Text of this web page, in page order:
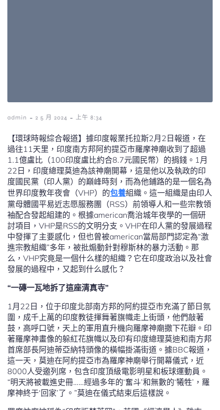
admin - 2 5 月 2024 - 上午 8:34
【環球時報綜合報道】據印度報業托拉斯2月2日報道，在
過往11天里，印度南方邦阿約提亞市羅摩神廟收到了超過
1.1億盧比（100印度盧比約合8.7元國民幣）的捐錢。1月
22日，印度總理莫迪為該神廟開幕，這是他以及執政的印
度國民黨（印人黨）的巔峰時刻，而為他鋪路的是一個名為
世界印度教年夜會（VHP）的包養組織。這一組織是由印人
黨母體國平易近志愿服務團（RSS）前領導人和一些宗教領
袖配合發起組建的。根據american喬治城年夜學的一個研
討項目，VHP是RSS的文明分支。VHP在印人黨的發展過程
中發揮了主要感化，但也曾被american當局部門認定為“激
進宗教組織”多年，被批煽動針對穆斯林的暴力活動。那
么，VHP究竟是一個什么樣的組織？它在印度政治以及社會
發展的過程中，又起到什么感化？
“一磚一瓦地拆了這座清真寺”
1月22日，位于印度北部南方邦的阿約提亞市充滿了節日氛
圍，成千上萬的印度教徒揮舞著旗幟走上街頭，他們敲著
鼓，高呼口號，天上的軍用直升機向羅摩神廟撒下花瓣。印
著羅摩神畫像的躲紅花旗幟以及印有印度總理莫迪和南方邦
首席部長阿迪蒂亞納特頭像的橫幅掛滿街道。據BBC報道，
這一天，莫迪在阿約提亞市為羅摩神廟舉行開幕儀式，近
8000人受邀列席，包含印度頂級電影明星和板球運動員。
“明天將被載進史冊……經過多年的‘奮斗’和無數的‘犧牲’，羅
摩神終于‘回家’了。”莫迪在儀式結束后這樣說。